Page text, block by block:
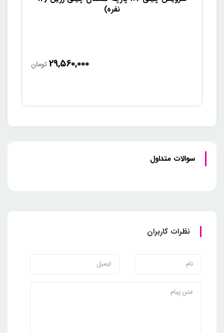
نفره)
29,560,000 تومان
سوالات متداول
نظرات کاربران